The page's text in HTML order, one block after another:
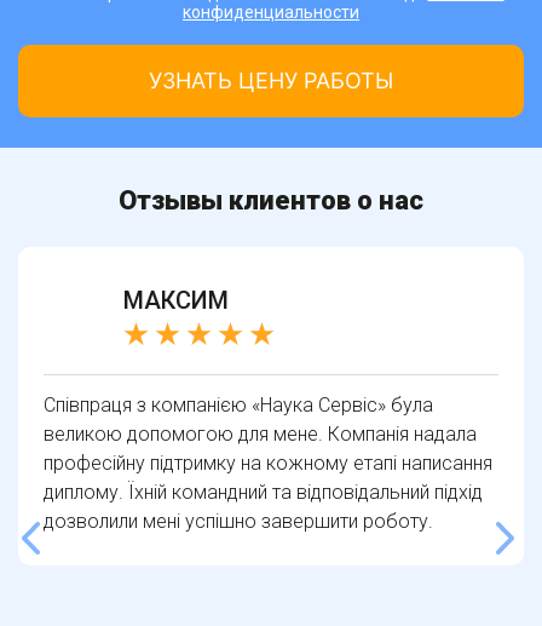
конфиденциальности
Отзывы клиентов о нас
МАКСИМ
Співпраця з компанією «Наука Сервіс» була
великою допомогою для мене. Компанія надала
професійну підтримку на кожному етапі написання
диплому. Їхній командний та відповідальний підхід
дозволили мені успішно завершити роботу.